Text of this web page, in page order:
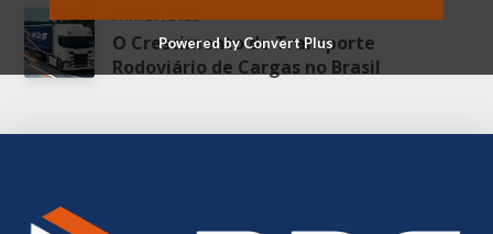
O Crescimento do Transporte
Rodoviário de Cargas no Brasil
Powered by Convert Plus